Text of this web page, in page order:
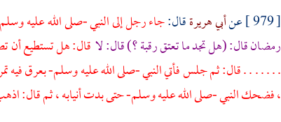
[ 979 ] عن
أبي هريرةقال:جاء رجل إلى النبي -صلى الله عليه
رمضان قال: (هل تجد ما تعتق رقبة ؟) قال: لاقال: هل تستطيع أن
. . . . . . . قال: ثم جلس فأتي النبي -صلى الله عليه وسلم- بعرق فيه
، فضحك النبي -صلى الله عليه وسلم- حتى بدت أنيابه ، ثم قال: